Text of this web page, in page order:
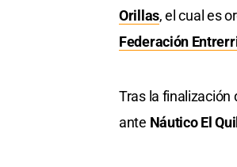
Orillas, el cual es
Federación
Tras la finalización
ante Náutico El